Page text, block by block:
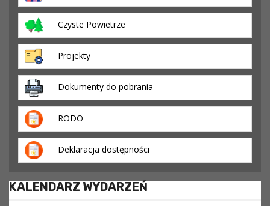
Czyste Powietrze
Projekty
Dokumenty do pobrania
RODO
Deklaracja dostępności
KALENDARZ WYDARZEŃ